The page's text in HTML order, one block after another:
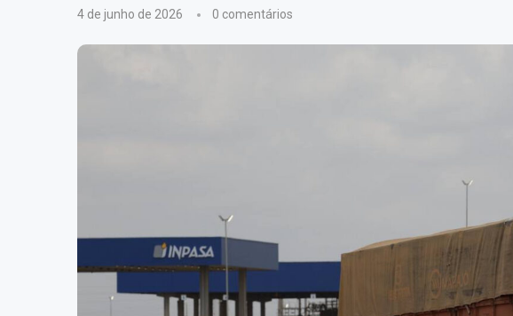
4 de junho de 2026 0 comentários